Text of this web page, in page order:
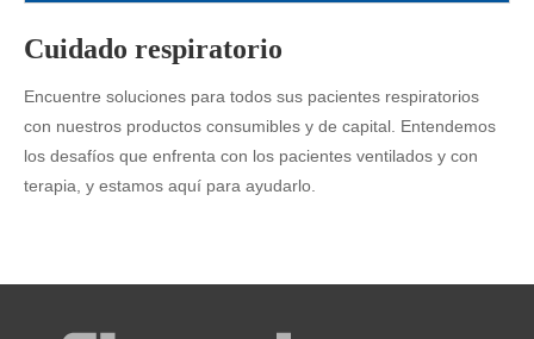
Cuidado respiratorio
Encuentre soluciones para todos sus pacientes respiratorios
con nuestros productos consumibles y de capital. Entendemos
los desafíos que enfrenta con los pacientes ventilados y con
terapia, y estamos aquí para ayudarlo.